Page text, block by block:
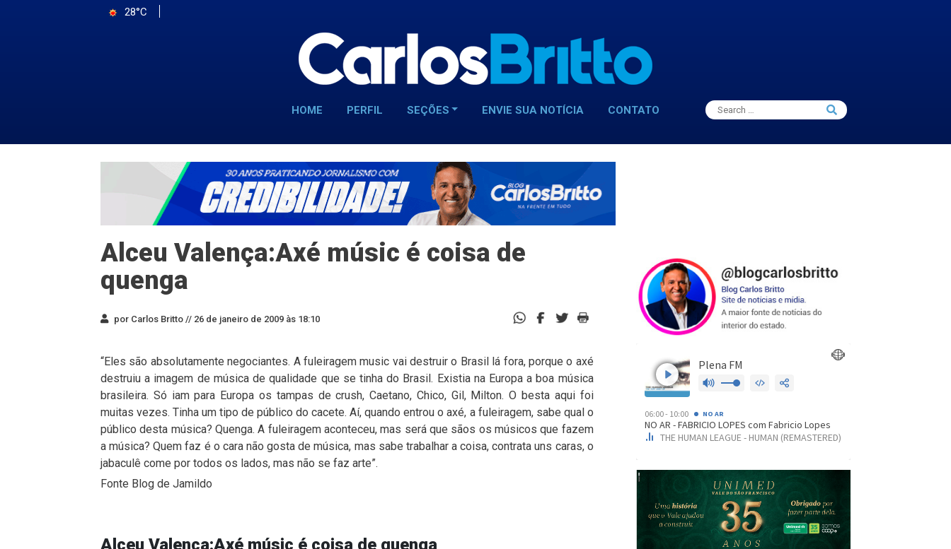
28°C
HOME PERFIL SEÇÕES ENVIE SUA NOTÍCIA CONTATO
Search
for:
Search
Alceu Valença:Axé músic é coisa de
quenga
por Carlos Britto // 26 de janeiro de 2009 às 18:10
“Eles são absolutamente negociantes. A fuleiragem music vai destruir o Brasil lá fora, porque o axé
destruiu a imagem de música de qualidade que se tinha do Brasil. Existia na Europa a boa música
brasileira. Só iam para Europa os tampas de crush, Caetano, Chico, Gil, Milton. O besta aqui foi
muitas vezes. Tinha um tipo de público do cacete. Aí, quando entrou o axé, a fuleiragem, sabe qual o
público desta música? Quenga. A fuleiragem aconteceu, mas será que sãos os músicos que fazem
a música? Quem faz é o cara não gosta de música, mas sabe trabalhar a coisa, contrata uns caras, o
jabaculê come por todos os lados, mas não se faz arte”.
Fonte Blog de Jamildo
Alceu Valença:Axé músic é coisa de quenga